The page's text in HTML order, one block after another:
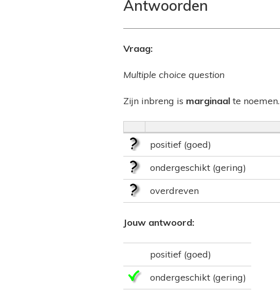
Antwoorden
Vraag:
Multiple choice question
Zijn inbreng is marginaal te noemen.
positief (goed)
ondergeschikt (gering)
overdreven
Jouw antwoord:
positief (goed)
ondergeschikt (gering)